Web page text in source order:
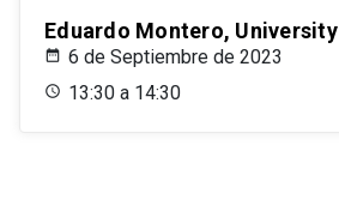
Eduardo Montero,
6 de Septiembre de 2023
13:30 a 14:30